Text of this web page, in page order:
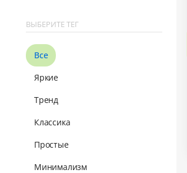
ВЫБЕРИТЕ ТЕГ
Все
Яркие
Тренд
Классика
Простые
Минимализм